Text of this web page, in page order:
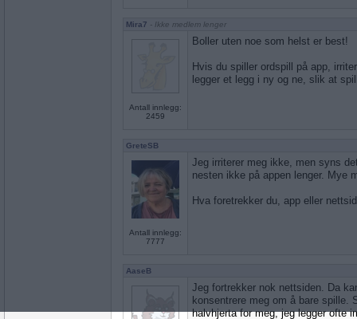
Mira7 - Ikke medlem lenger
Antall innlegg:
2459
Boller uten noe som helst er best!
Hvis du spiller ordspill på app,
legger et legg i ny og ne, slik at
GreteSB
Antall innlegg:
7777
Jeg irriterer meg ikke, men syns
nesten ikke på appen lenger. Mye
Hva foretrekker du, app eller
AaseB
Jeg fortrekker nok nettsiden. Da
konsentrere meg om å bare spille.
halvhjerta for meg, jeg legger ofte